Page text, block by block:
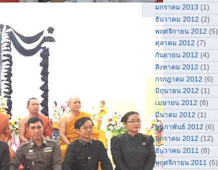
มกราคม 2013 (1)
ธันวาคม 2012 (2)
พฤศจิกายน 2012 (5)
ตุลาคม 2012 (7)
กันยายน 2012 (4)
สิงหาคม 2012 (1)
กรกฎาคม 2012 (6)
มิถุนายน 2012 (1)
เมษายน 2012 (8)
มีนาคม 2012 (1)
กุมภาพันธ์ 2012 (6)
มกราคม 2012 (12)
ธันวาคม 2011 (8)
พฤศจิกายน 2011 (5)